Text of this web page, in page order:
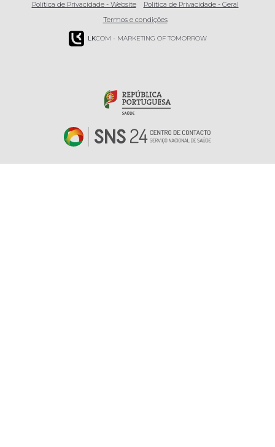
Política de Privacidade - Website
Política de Privacidade - Geral
Termos e condições
LKCOM - MARKETING OF TOMORROW